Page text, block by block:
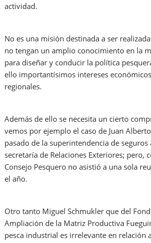
actividad.
No es una misión destinada a ser
no tengan un amplio conocimiento en la
para diseñar y conducir la política
ello importantísimos intereses
regionales.
Además de ello se necesita un cierto
vemos por ejemplo el caso de Juan
pasado de la superintendencia de seguros
secretaría de Relaciones Exteriores; pero,
Consejo Pesquero no asistió a una sola
el año.
Otro tanto Miguel Schmukler que del
Ampliación de la Matriz Productiva
pesca industrial es irrelevante en relación